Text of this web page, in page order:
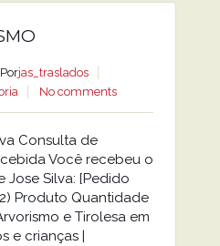
Porjas_traslados
No comments
Consulta de
Você recebeu o
Silva: [Pedido
Produto Quantidade
e Tirolesa em
e crianças |